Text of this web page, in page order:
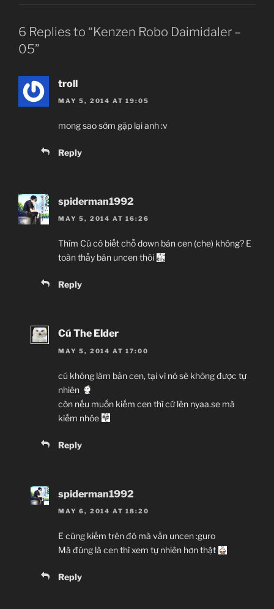
6 Replies to “Kenzen Robo Daimidaler –
05”
troll
MAY 5, 2014 AT 19:05
mong sao sớm gặp lại anh :v
Reply
spiderman1992
MAY 5, 2014 AT 16:26
Thím Cú có biết chỗ down bản cen (che) không? E
toàn thấy bản uncen thôi
Reply
Cú The Elder
MAY 5, 2014 AT 17:00
cú không làm bản cen, tại vì nó sẽ không được tự
nhiên
còn nếu muốn kiếm cen thì cứ lên nyaa.se mà
kiếm nhóe
Reply
spiderman1992
MAY 6, 2014 AT 18:20
E cũng kiếm trên đó mà vẫn uncen :guro
Mà đúng là cen thì xem tự nhiên hơn thật
Reply